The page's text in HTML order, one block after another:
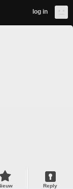
log in
Reply